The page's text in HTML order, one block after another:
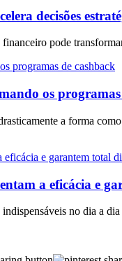
decisões
pode
os
a forma
a eficácia e
no dia a